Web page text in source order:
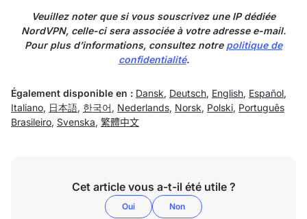
Veuillez noter que si vous souscrivez une IP dédiée
NordVPN, celle-ci sera associée à votre adresse e-mail.
Pour plus d’informations, consultez notre politique de
confidentialité.
Également disponible en : Dansk, Deutsch, English, Español,
Italiano, 日本語, 한국어 , Nederlands, Norsk, Polski, Português
Brasileiro, Svenska, 繁體中文
Cet article vous a-t-il été utile ?
Oui Non